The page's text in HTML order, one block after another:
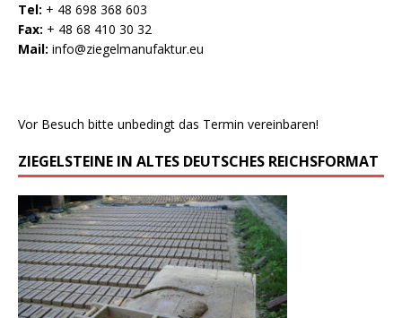
Tel: + 48 698 368 603
Fax: + 48 68 410 30 32
Mail: info@ziegelmanufaktur.eu
Vor Besuch bitte unbedingt das Termin vereinbaren!
ZIEGELSTEINE IN ALTES DEUTSCHES REICHSFORMAT